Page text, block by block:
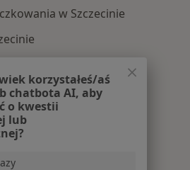
w Szczecinie
w Szczecinie
w Szczecinie
Najczęście leczone
korzystałeś/aś
chatbota AI, aby
o kwestii
lub